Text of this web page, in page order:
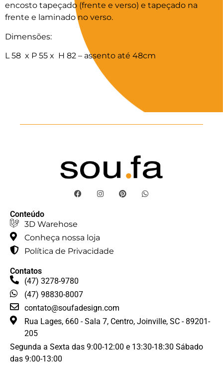
encosto tapeçado (frente e verso) e tapeçado na
frente e laminado no verso.
Dimensões:
L 58 x P 55 x H 82 – assento até 48cm
Conteúdo
3D Warehose
Conheça nossa loja
Política de Privacidade
Contatos
(47) 3278-9780
(47) 98830-8007
contato@soufadesign.com
Rua Lages, 660 - Sala 7, Centro, Joinville, SC - 89201-
205
Segunda a Sexta das 9:00-12:00 e 13:30-18:30 Sábado
das 9:00-13:00